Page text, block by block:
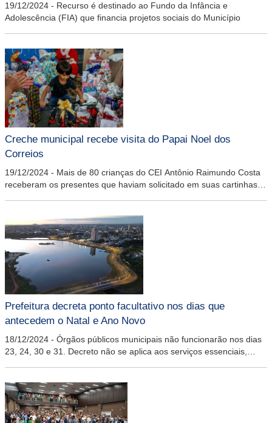
19/12/2024 - Recurso é destinado ao Fundo da Infância e
Adolescência (FIA) que financia projetos sociais do Município
Creche municipal recebe visita do Papai Noel dos
Correios
19/12/2024 - Mais de 80 crianças do CEI Antônio Raimundo Costa
receberam os presentes que haviam solicitado em suas cartinhas
Prefeitura decreta ponto facultativo nos dias que
antecedem o Natal e Ano Novo
18/12/2024 - Órgãos públicos municipais não funcionarão nos dias
23, 24, 30 e 31. Decreto não se aplica aos serviços essenciais,